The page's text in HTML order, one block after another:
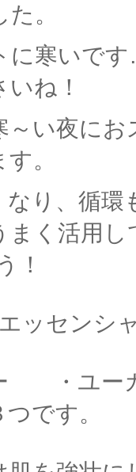
。
に寒いで
ね！
～い夜に
。
なり、循
まく活用し
！
ッセンシ
リー ・
です。